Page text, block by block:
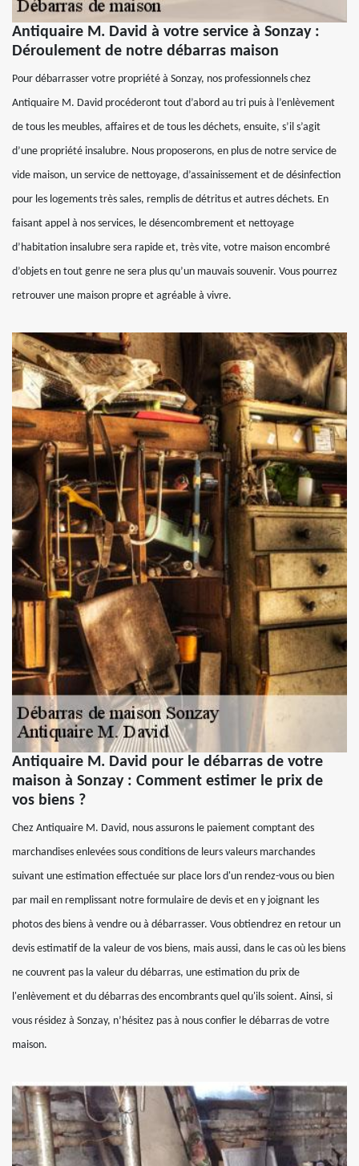
Antiquaire M. David à votre service à Sonzay :
Déroulement de notre débarras maison
Pour débarrasser votre propriété à Sonzay, nos professionnels chez
Antiquaire M. David procéderont tout d’abord au tri puis à l’enlèvement
de tous les meubles, affaires et de tous les déchets, ensuite, s’il s’agit
d’une propriété insalubre. Nous proposerons, en plus de notre service de
vide maison, un service de nettoyage, d’assainissement et de désinfection
pour les logements très sales, remplis de détritus et autres déchets. En
faisant appel à nos services, le désencombrement et nettoyage
d’habitation insalubre sera rapide et, très vite, votre maison encombré
d’objets en tout genre ne sera plus qu’un mauvais souvenir. Vous pourrez
retrouver une maison propre et agréable à vivre.
Antiquaire M. David pour le débarras de votre
maison à Sonzay : Comment estimer le prix de
vos biens ?
Chez Antiquaire M. David, nous assurons le paiement comptant des
marchandises enlevées sous conditions de leurs valeurs marchandes
suivant une estimation effectuée sur place lors d'un rendez-vous ou bien
par mail en remplissant notre formulaire de devis et en y joignant les
photos des biens à vendre ou à débarrasser. Vous obtiendrez en retour un
devis estimatif de la valeur de vos biens, mais aussi, dans le cas où les biens
ne couvrent pas la valeur du débarras, une estimation du prix de
l'enlèvement et du débarras des encombrants quel qu'ils soient. Ainsi, si
vous résidez à Sonzay, n’hésitez pas à nous confier le débarras de votre
maison.